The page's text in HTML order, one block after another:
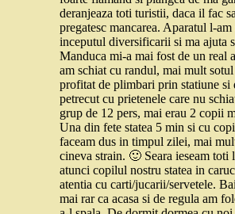
deranjeaza toti turistii, daca il fac
pregatesc mancarea. Aparatul l-
inceputul diversificarii si ma ajuta
Manduca mi-a mai fost de un real
am schiat cu randul, mai mult
profitat de plimbari prin statiune si
petrecut cu prietenele care nu
grup de 12 pers, mai erau 2 copii
Una din fete statea 5 min si cu
faceam dus in timpul zilei, mai
cineva strain. 🙂 Seara ieseam toti
atunci copilul nostru statea in
atentia cu carti/jucarii/servetele.
mai rar ca acasa si de regula am